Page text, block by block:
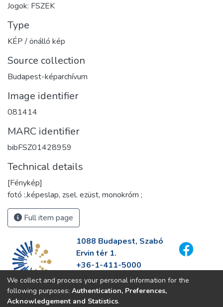
Jogok: FSZEK
Type
KÉP / önálló kép
Source collection
Budapest-képarchívum
Image identifier
081414
MARC identifier
bibFSZ01428959
Technical details
[Fénykép]
fotó :,képeslap, zsel. ezüst, monokróm ;
Full item page
1088 Budapest, Szabó
Ervin tér 1.
+36-1-411-5000
info@fszek.hu
https://fszek.hu
We collect and process your personal information for the
following purposes: Authentication, Preferences,
Acknowledgement and Statistics.